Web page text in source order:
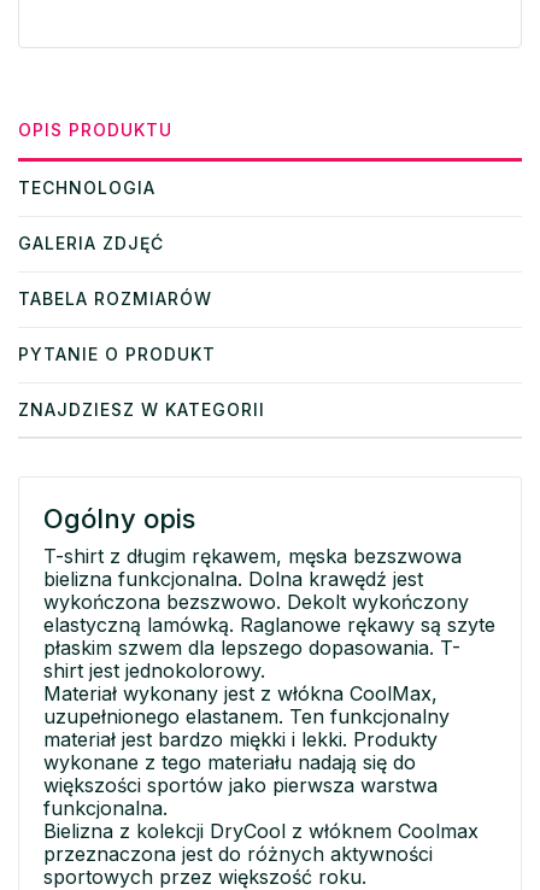
OPIS PRODUKTU
TECHNOLOGIA
GALERIA ZDJĘĆ
TABELA ROZMIARÓW
PYTANIE O PRODUKT
ZNAJDZIESZ W KATEGORII
Ogólny opis
T-shirt z długim rękawem, męska bezszwowa
bielizna funkcjonalna. Dolna krawędź jest
wykończona bezszwowo. Dekolt wykończony
elastyczną lamówką. Raglanowe rękawy są szyte
płaskim szwem dla lepszego dopasowania. T-
shirt jest jednokolorowy.
Materiał wykonany jest z włókna CoolMax,
uzupełnionego elastanem. Ten funkcjonalny
materiał jest bardzo miękki i lekki. Produkty
wykonane z tego materiału nadają się do
większości sportów jako pierwsza warstwa
funkcjonalna.
Bielizna z kolekcji DryCool z włóknem Coolmax
przeznaczona jest do różnych aktywności
sportowych przez większość roku.